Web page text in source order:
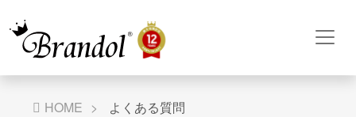
HOME よくある質問